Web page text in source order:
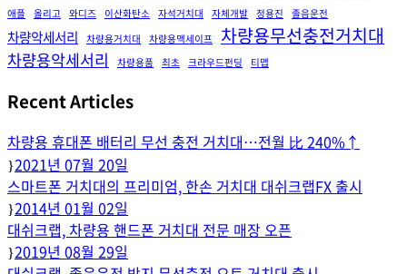
애플
올리고 와디즈 이산화탄소 자석거치대 자체개발 정용진 졸음운전
차량악세서리 차량용거치대 차량용맥세이프 차량용무선충전거치대
차량용악세서리 차량용품 최초 크라우드펀딩 티맵
Recent Articles
차량용 휴대폰 배터리 무선 충전 거치대…전월 比 240%↑
2021년 07월 20일
스마트폰 거치대의 프리미엄, 한손 거치대 대쉬크랩FX 출시
2014년 01월 02일
대쉬크랩, 차량용 핸드폰 거치대 전문 매장 오픈
2019년 08월 29일